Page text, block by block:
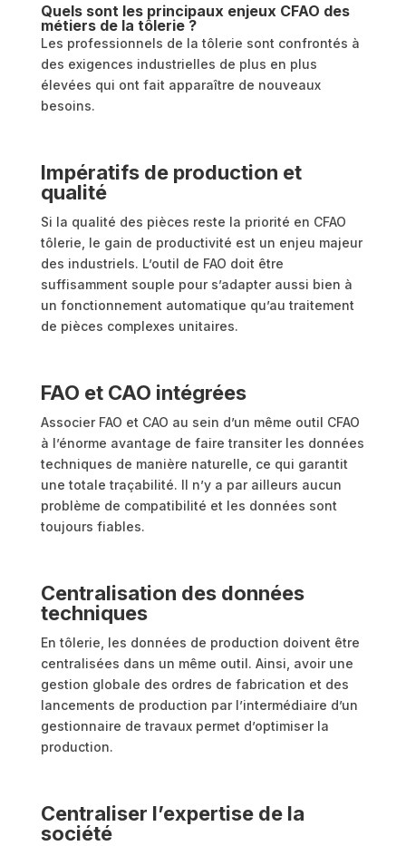
Quels sont les principaux enjeux CFAO des
métiers de la tôlerie ?
Les professionnels de la tôlerie sont confrontés à
des exigences industrielles de plus en plus
élevées qui ont fait apparaître de nouveaux
besoins.
Impératifs de production et
qualité
Si la qualité des pièces reste la priorité en CFAO
tôlerie, le gain de productivité est un enjeu majeur
des industriels. L’outil de FAO doit être
suffisamment souple pour s’adapter aussi bien à
un fonctionnement automatique qu’au traitement
de pièces complexes unitaires.
FAO et CAO intégrées
Associer FAO et CAO au sein d’un même outil CFAO
à l’énorme avantage de faire transiter les données
techniques de manière naturelle, ce qui garantit
une totale traçabilité. Il n’y a par ailleurs aucun
problème de compatibilité et les données sont
toujours fiables.
Centralisation des données
techniques
En tôlerie, les données de production doivent être
centralisées dans un même outil. Ainsi, avoir une
gestion globale des ordres de fabrication et des
lancements de production par l’intermédiaire d’un
gestionnaire de travaux permet d’optimiser la
production.
Centraliser l’expertise de la
société